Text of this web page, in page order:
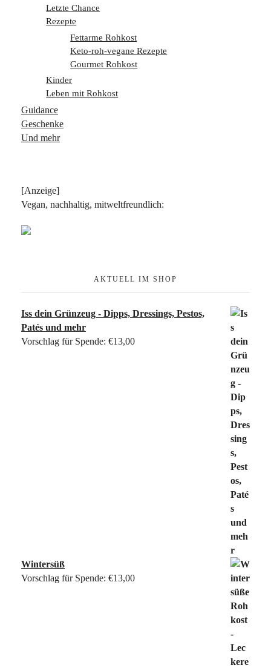
Letzte Chance
Rezepte
Fettarme Rohkost
Keto-roh-vegane Rezepte
Gourmet Rohkost
Kinder
Leben mit Rohkost
Guidance
Geschenke
Und mehr
[Anzeige]
Vegan, nachhaltig, mitweltfreundlich:
AKTUELL IM SHOP
Iss dein Grünzeug - Dipps, Dressings, Pestos,
Patés und mehr
Vorschlag für Spende: €13,00
Wintersüß
Vorschlag für Spende: €13,00